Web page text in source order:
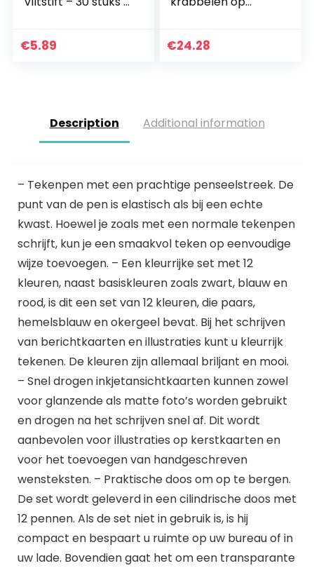
kleuren
€5.89
tekenbord voor
€24.28
Description Additional information
– Tekenpen met een prachtige penseelstreek. De
punt van de pen is elastisch als bij een echte
kwast. Hoewel je zoals met een normale tekenpen
schrijft, kun je een smaakvol teken op eenvoudige
wijze toevoegen. – Een kleurrijke set met 12
kleuren, naast basiskleuren zoals zwart, blauw en
rood, is dit een set van 12 kleuren, die paars,
hemelsblauw en okergeel bevat. Bij het schrijven
van berichtkaarten en illustraties kunt u kleurrijk
tekenen. De kleuren zijn allemaal briljant en mooi.
– Snel drogen inkjetansichtkaarten kunnen zowel
voor glanzende als matte foto’s worden gebruikt
en drogen na het schrijven snel af. Dit wordt
aanbevolen voor illustraties op kerstkaarten en
voor het toevoegen van handgeschreven
wensteksten. – Praktische doos om op te bergen.
De set wordt geleverd in een cilindrische doos met
12 pennen. Als de set niet in gebruik is, is hij
compact en bespaart u ruimte op uw bureau of in
uw lade. Bovendien gaat het om een transparante